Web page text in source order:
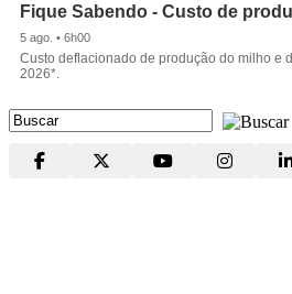
Fique Sabendo - Custo de
5 ago. • 6h00
Custo deflacionado de produção do milho e
2026*.